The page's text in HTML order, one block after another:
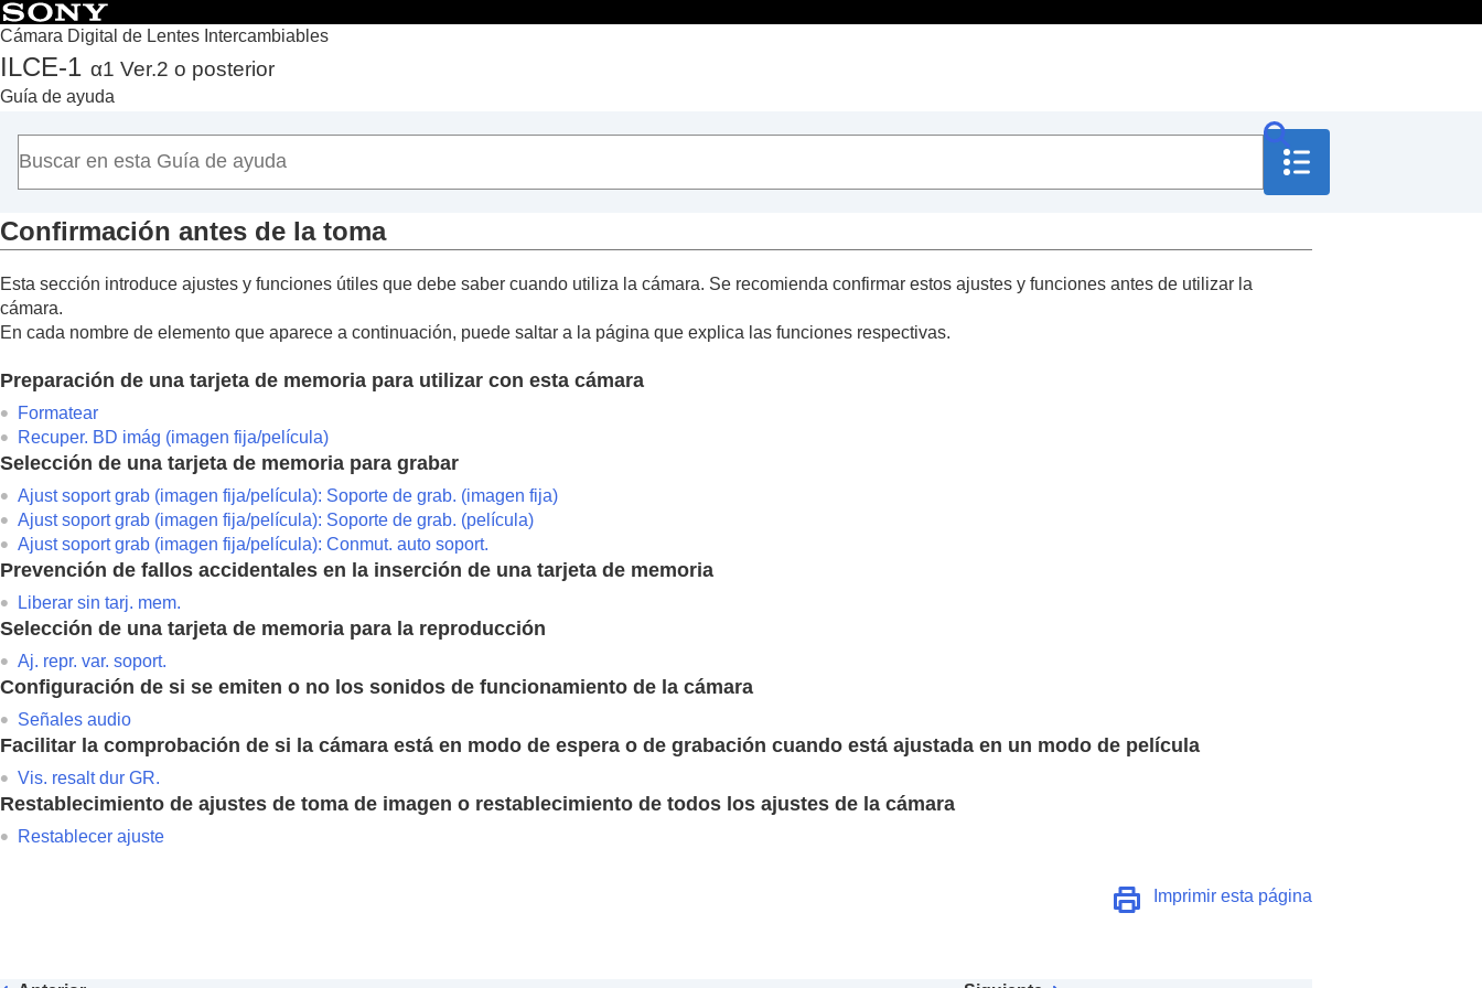
Cámara Digital de Lentes Intercambiables
ILCE-1 α1 Ver.2 o posterior
Guía de ayuda
Principio
Cómo utilizar la “Guía de ayuda”
Notas sobre la utilización de la cámara
Comprobación de la cámara y los elementos suministrados
Operaciones básicas
Carga de la batería
Suministro de alimentación desde una toma de corriente de la pared
Inserción/extracción de una tarjeta de memoria
Realización de la configuración inicial de la cámara
Operaciones básicas de toma de imágenes
Confirmación antes de la toma
Toma de imágenes fijas (Auto. inteligente)
Toma de películas
Búsqueda de funciones desde MENU
Utilización de las funciones de toma de imágenes
Personalización de la cámara
Visionado
Cambio de los ajustes de la cámara
Funciones disponibles con un smartphone
Utilización de un ordenador
Uso del servicio en la nube
Apéndice
Confirmación antes de la toma
Esta sección introduce ajustes y funciones útiles que debe saber cuando utiliza la cámara. Se recomienda confirmar estos ajustes y funciones antes de utilizar la
cámara.
En cada nombre de elemento que aparece a continuación, puede saltar a la página que explica las funciones respectivas.
Preparación de una tarjeta de memoria para utilizar con esta cámara
Formatear
Recuper. BD imág (imagen fija/película)
Selección de una tarjeta de memoria para grabar
Ajust soport grab (imagen fija/película): Soporte de grab. (imagen fija)
Ajust soport grab (imagen fija/película): Soporte de grab. (película)
Ajust soport grab (imagen fija/película): Conmut. auto soport.
Prevención de fallos accidentales en la inserción de una tarjeta de memoria
Liberar sin tarj. mem.
Selección de una tarjeta de memoria para la reproducción
Aj. repr. var. soport.
Configuración de si se emiten o no los sonidos de funcionamiento de la cámara
Señales audio
Facilitar la comprobación de si la cámara está en modo de espera o de grabación cuando está ajustada en un modo de película
Vis. resalt dur GR.
Restablecimiento de ajustes de toma de imagen o restablecimiento de todos los ajustes de la cámara
Restablecer ajuste
Imprimir esta página